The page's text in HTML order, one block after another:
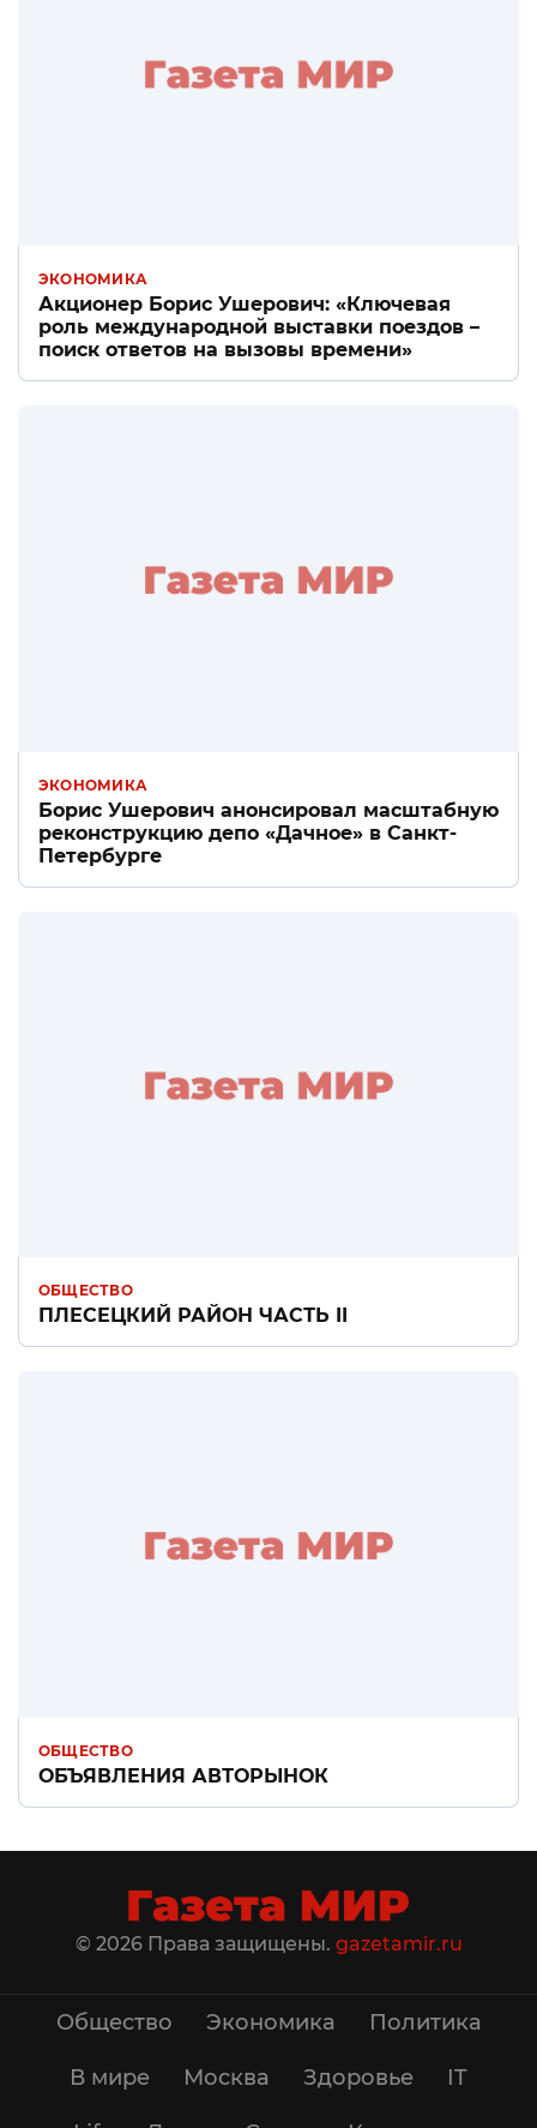
ЭКОНОМИКА
Акционер Борис Ушерович: «Ключевая
роль международной выставки поездов –
поиск ответов на вызовы времени»
ЭКОНОМИКА
Борис Ушерович анонсировал масштабную
реконструкцию депо «Дачное» в Санкт-
Петербурге
ОБЩЕСТВО
ПЛЕСЕЦКИЙ РАЙОН ЧАСТЬ II
ОБЩЕСТВО
ОБЪЯВЛЕНИЯ АВТОРЫНОК
© 2026 Права защищены. gazetamir.ru
Общество Экономика Политика
В мире Москва Здоровье IT